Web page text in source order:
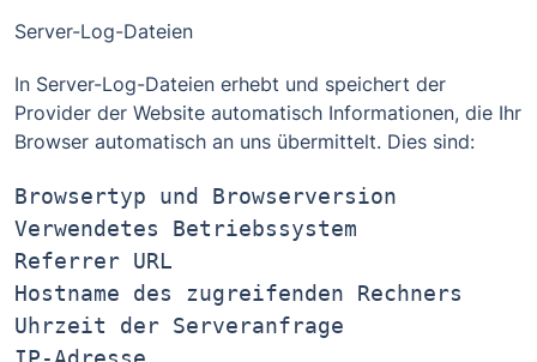
Server-Log-Dateien
In Server-Log-Dateien erhebt und speichert der
Provider der Website automatisch Informationen, die Ihr
Browser automatisch an uns übermittelt. Dies sind:
Browsertyp und Browserversion
Verwendetes Betriebssystem
Referrer URL
Hostname des zugreifenden Rechners
Uhrzeit der Serveranfrage